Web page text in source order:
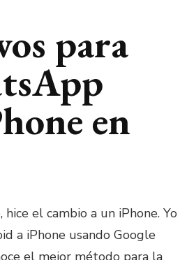
para
en
el cambio a un iPhone. Yo
a iPhone usando Google